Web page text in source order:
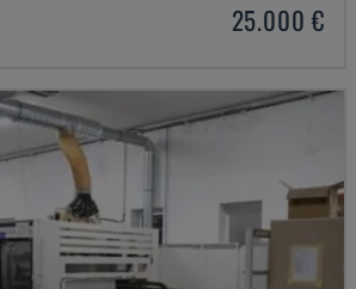
25.000 €